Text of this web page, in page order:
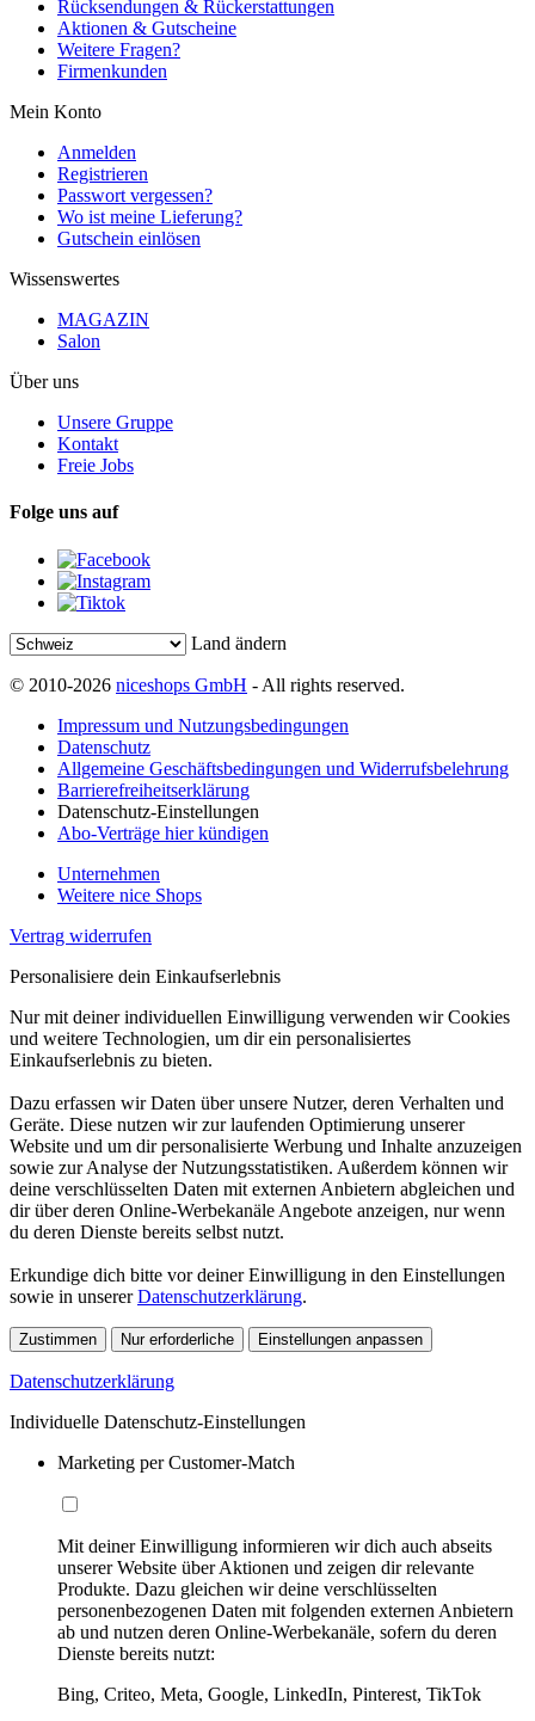
Rücksendungen & Rückerstattungen
Aktionen & Gutscheine
Weitere Fragen?
Firmenkunden
Mein Konto
Anmelden
Registrieren
Passwort vergessen?
Wo ist meine Lieferung?
Gutschein einlösen
Wissenswertes
MAGAZIN
Salon
Über uns
Unsere Gruppe
Kontakt
Freie Jobs
Folge uns auf
Land ändern
© 2010-2026 niceshops GmbH - All rights reserved.
Impressum und Nutzungsbedingungen
Datenschutz
Allgemeine Geschäftsbedingungen und Widerrufsbelehrung
Barrierefreiheitserklärung
Datenschutz-Einstellungen
Abo-Verträge hier kündigen
Unternehmen
Weitere nice Shops
Vertrag widerrufen
Personalisiere dein Einkaufserlebnis
Nur mit deiner individuellen Einwilligung verwenden wir Cookies
und weitere Technologien, um dir ein personalisiertes
Einkaufserlebnis zu bieten.
Dazu erfassen wir Daten über unsere Nutzer, deren Verhalten und
Geräte. Diese nutzen wir zur laufenden Optimierung unserer
Website und um dir personalisierte Werbung und Inhalte anzuzeigen
sowie zur Analyse der Nutzungsstatistiken. Außerdem können wir
deine verschlüsselten Daten mit externen Anbietern abgleichen und
dir über deren Online-Werbekanäle Angebote anzeigen, nur wenn
du deren Dienste bereits selbst nutzt.
Erkundige dich bitte vor deiner Einwilligung in den Einstellungen
sowie in unsererDatenschutzerklärung.
Zustimmen Nur erforderliche Einstellungen anpassen
Datenschutzerklärung
Individuelle Datenschutz-Einstellungen
Marketing per Customer-Match
Mit deiner Einwilligung informieren wir dich auch abseits
unserer Website über Aktionen und zeigen dir relevante
Produkte. Dazu gleichen wir deine verschlüsselten
personenbezogenen Daten mit folgenden externen Anbietern
ab und nutzen deren Online-Werbekanäle, sofern du deren
Dienste bereits nutzt:
Bing, Criteo, Meta, Google, LinkedIn, Pinterest, TikTok